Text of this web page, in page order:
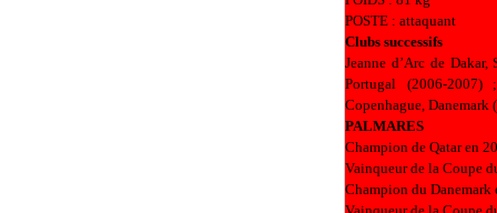
POSTE : attaquant
Clubs successifs
Jeanne d’Arc de
Portugal (2006-2007)
Copenhague,
PALMARES
Champion de Qatar en
Vainqueur de la Coupe
Champion du Danemark